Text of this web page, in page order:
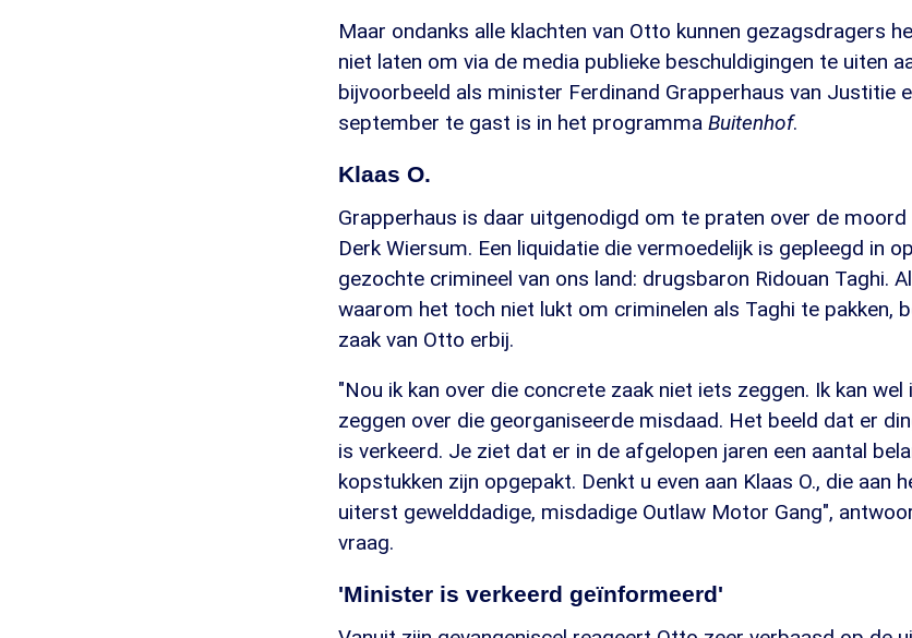
Maar ondanks alle klachten van Otto kunnen gezagsdragers
niet laten om via de media publieke beschuldigingen te uiten
bijvoorbeeld als minister Ferdinand Grapperhaus van Justitie
september te gast is in het programma Buitenhof.
Klaas O.
Grapperhaus is daar uitgenodigd om te praten over de
Derk Wiersum. Een liquidatie die vermoedelijk is gepleegd in
gezochte crimineel van ons land: drugsbaron Ridouan Taghi.
waarom het toch niet lukt om criminelen als Taghi te pakken,
zaak van Otto erbij.
"Nou ik kan over die concrete zaak niet iets zeggen. Ik kan wel
zeggen over die georganiseerde misdaad. Het beeld dat er
is verkeerd. Je ziet dat er in de afgelopen jaren een aantal
kopstukken zijn opgepakt. Denkt u even aan Klaas O., die aan
uiterst gewelddadige, misdadige Outlaw Motor Gang",
vraag.
'Minister is verkeerd geïnformeerd'